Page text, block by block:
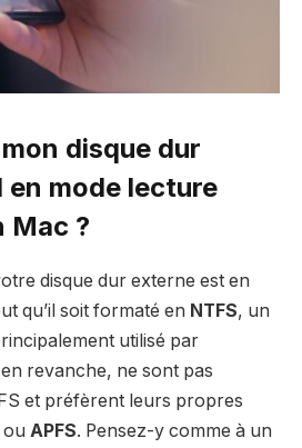
disque dur
mode lecture
Mac ?
disque dur externe est en
qu’il soit formaté en NTFS, un
utilisé par
revanche, ne sont pas
et préfèrent leurs propres
ou APFS. Pensez-y comme à un